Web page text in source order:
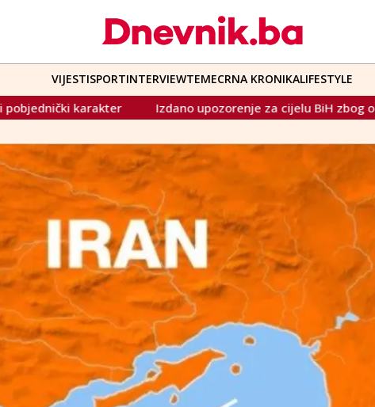
VIJESTISPORTINTERVIEWTEMECRNA KRONIKALIFESTYLE
Izdano upozorenje za cijelu BiH zbog opasnosti od olujnog vjetra